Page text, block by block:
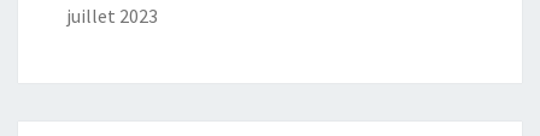
juillet 2023